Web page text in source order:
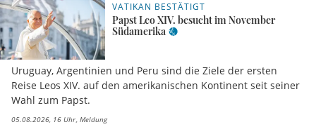
VATIKAN BESTÄTIGT
Papst Leo XIV. besucht im November
Südamerika
Uruguay, Argentinien und Peru sind die Ziele der ersten
Reise Leos XIV. auf den amerikanischen Kontinent seit seiner
Wahl zum Papst.
05.08.2026, 16 Uhr Meldung